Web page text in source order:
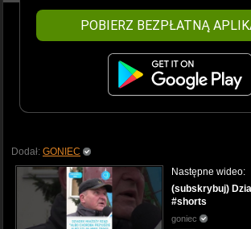
POBIERZ BEZPŁATNĄ
Dodał: GONIEC
Następne wideo:
(subskrybuj)
#shorts
goniec